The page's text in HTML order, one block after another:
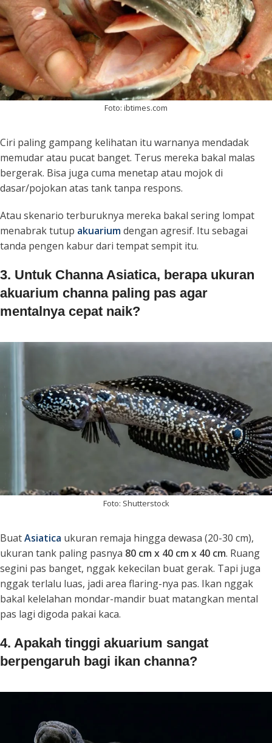
Foto: ibtimes.com
Ciri paling gampang kelihatan itu warnanya mendadak
memudar atau pucat banget. Terus mereka bakal malas
bergerak. Bisa juga cuma menetap atau mojok di
dasar/pojokan atas tank tanpa respons.
Atau skenario terburuknya mereka bakal sering lompat
menabrak tutup akuariumdengan agresif. Itu sebagai
tanda pengen kabur dari tempat sempit itu.
3. Untuk Channa Asiatica, berapa ukuran
akuarium channa paling pas agar
mentalnya cepat naik?
Foto: Shutterstock
BuatAsiatica ukuran remaja hingga dewasa (20-30 cm),
ukuran tank paling pasnya 80 cm x 40 cm x 40 cm. Ruang
segini pas banget, nggak kekecilan buat gerak. Tapi juga
nggak terlalu luas, jadi area flaring-nya pas. Ikan nggak
bakal kelelahan mondar-mandir buat matangkan mental
pas lagi digoda pakai kaca.
4. Apakah tinggi akuarium sangat
berpengaruh bagi ikan channa?